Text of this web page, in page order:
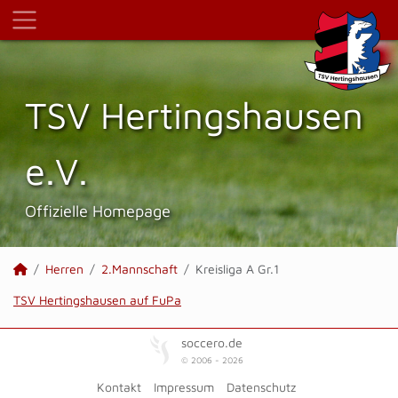
TSV Hertings­hausen
e.V.
Offizielle Homepage
Herren 2.Mannschaft Kreisliga A Gr.1
TSV Hertingshausen auf FuPa
soccero.de
© 2006 - 2026
Kontakt Impressum Datenschutz